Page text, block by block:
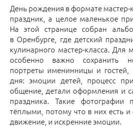
День рождения в формате мастер-
праздник, а целое маленькое
На этой странице собран
в Оренбурге, где детский
кулинарного мастер-класса. Для
особенно важно сохранить
портреты именинницы и
дня: эмоции детей, процесс
общение, детали оформления и
праздника. Такие фотографии
тёплыми, потому что в них есть
движение, и искренние эмоции.